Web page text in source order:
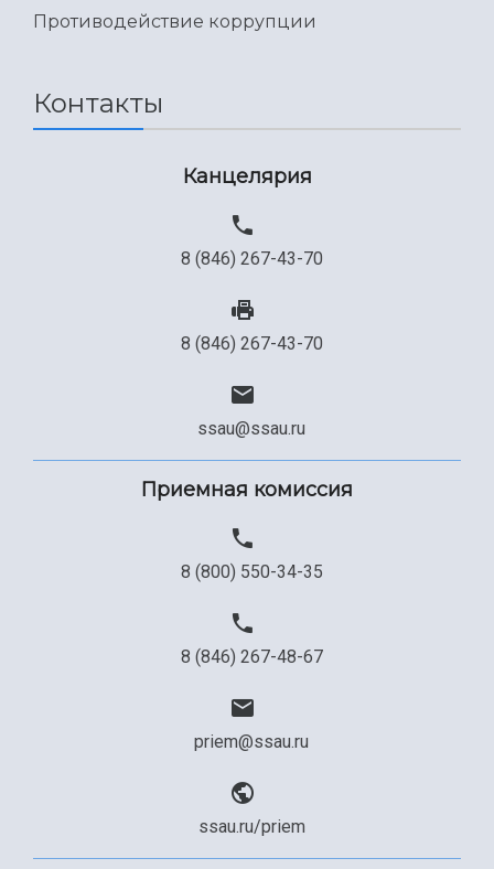
Противодействие коррупции
Контакты
Канцелярия
8 (846) 267-43-70
8 (846) 267-43-70
ssau@ssau.ru
Приемная комиссия
8 (800) 550-34-35
8 (846) 267-48-67
priem@ssau.ru
ssau.ru/priem